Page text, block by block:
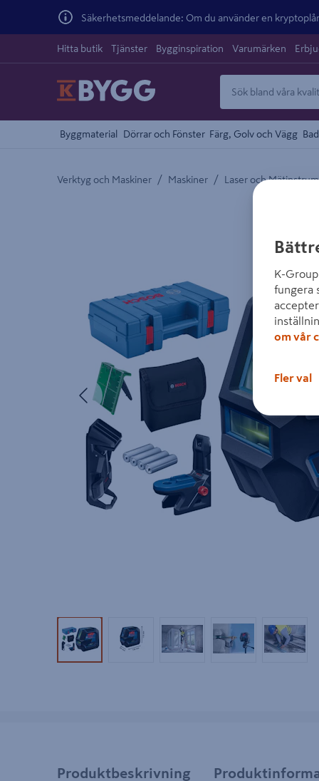
Säkerhetsmeddelande: Om du använder en
Hitta butik Tjänster Bygginspiration Varumärken
Byggmaterial Dörrar och Fönster Färg, Golv och Vägg
Verktyg och Maskiner / Maskiner / Laser och
Föregående
Produktbild 1Produktbild 2Produktbild 3Produktbild 4
Produktbeskrivning
K-
fungera
om vår
Fler val